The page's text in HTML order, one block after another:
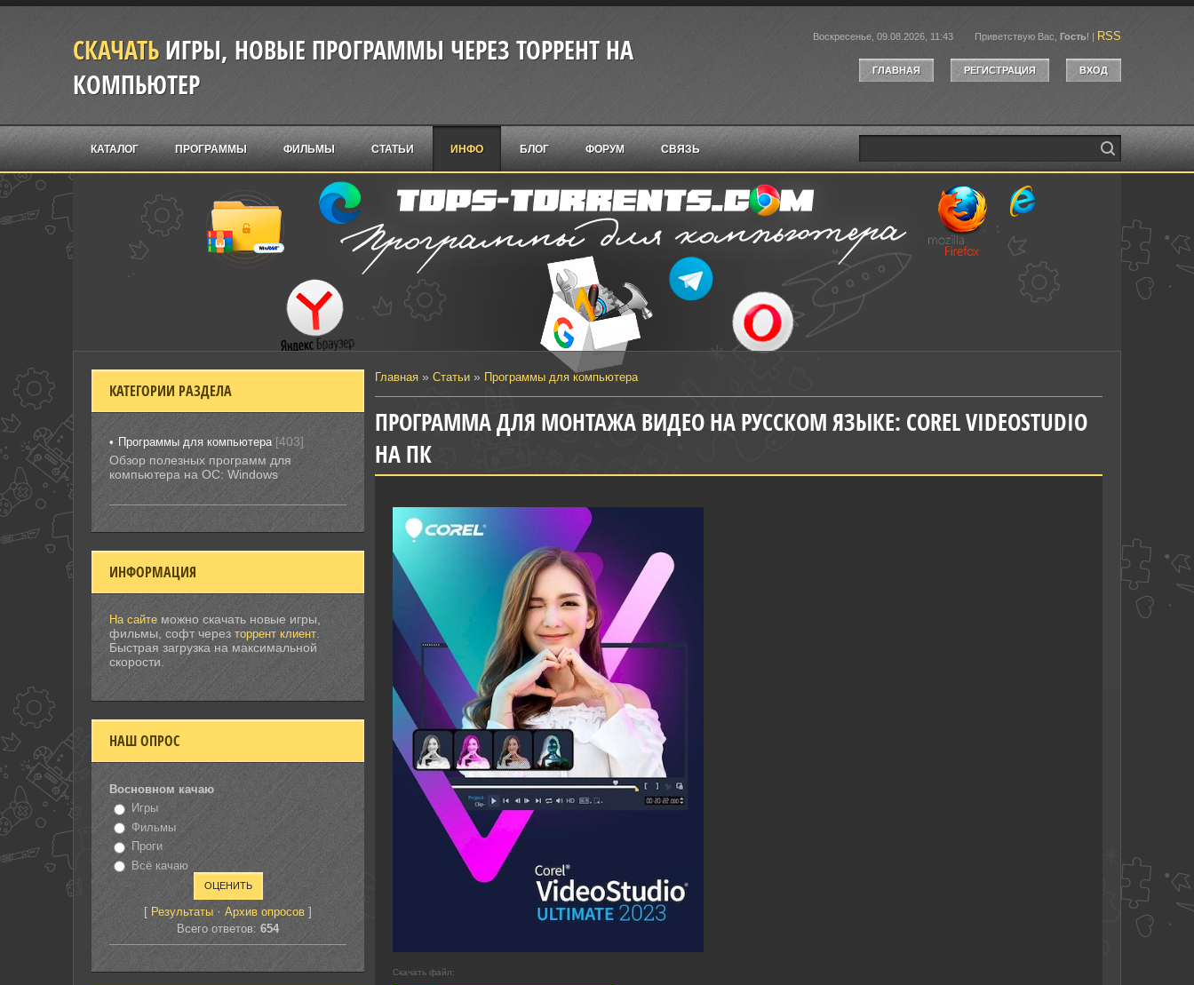
СКАЧАТЬИГРЫ, НОВЫЕ ПРОГРАММЫ ЧЕРЕЗ ТОРРЕНТ НА
КОМПЬЮТЕР
Воскресенье, 09.08.2026, 11:43 Приветствую Вас Гость! | RSS
ГЛАВНАЯ РЕГИСТРАЦИЯ ВХОД
КАТАЛОГ ПРОГРАММЫ ФИЛЬМЫ СТАТЬИ ИНФО БЛОГ ФОРУМ СВЯЗЬ
Главная» Статьи» Программы для компьютера
ПРОГРАММА ДЛЯ МОНТАЖА ВИДЕО НА РУССКОМ ЯЗЫКЕ: COREL VIDEOSTUDIO
НА ПК
Скачать файл:
КАТЕГОРИИ РАЗДЕЛА
Программы для компьютера [403]
Обзор полезных программ для
компьютера на ОС: Windows
ИНФОРМАЦИЯ
На сайте можно скачать новые игры,
фильмы, софт через торрент клиент
Быстрая загрузка на максимальной
скорости.
НАШ ОПРОС
Восновном качаю
Игры
Фильмы
Проги
Всё качаю
[ Результаты·Архив опросов ]
Всего ответов:654